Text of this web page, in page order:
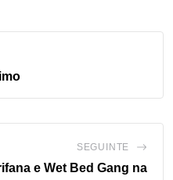
SEGUINTE
e Wet Bed Gang na